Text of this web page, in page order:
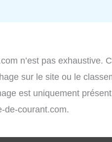
n’est pas exhaustive.
sur le site ou le
est uniquement
de-courant.com.